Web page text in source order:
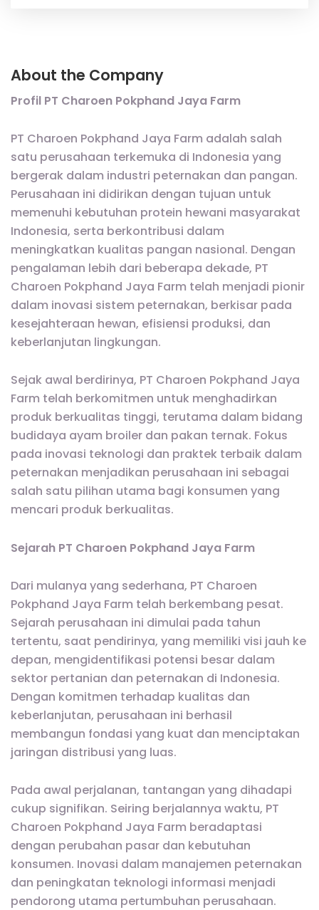
About the Company
Profil PT Charoen Pokphand Jaya Farm
PT Charoen Pokphand Jaya Farm adalah salah
satu perusahaan terkemuka di Indonesia yang
bergerak dalam industri peternakan dan pangan.
Perusahaan ini didirikan dengan tujuan untuk
memenuhi kebutuhan protein hewani masyarakat
Indonesia, serta berkontribusi dalam
meningkatkan kualitas pangan nasional. Dengan
pengalaman lebih dari beberapa dekade, PT
Charoen Pokphand Jaya Farm telah menjadi pionir
dalam inovasi sistem peternakan, berkisar pada
kesejahteraan hewan, efisiensi produksi, dan
keberlanjutan lingkungan.
Sejak awal berdirinya, PT Charoen Pokphand Jaya
Farm telah berkomitmen untuk menghadirkan
produk berkualitas tinggi, terutama dalam bidang
budidaya ayam broiler dan pakan ternak. Fokus
pada inovasi teknologi dan praktek terbaik dalam
peternakan menjadikan perusahaan ini sebagai
salah satu pilihan utama bagi konsumen yang
mencari produk berkualitas.
Sejarah PT Charoen Pokphand Jaya Farm
Dari mulanya yang sederhana, PT Charoen
Pokphand Jaya Farm telah berkembang pesat.
Sejarah perusahaan ini dimulai pada tahun
tertentu, saat pendirinya, yang memiliki visi jauh ke
depan, mengidentifikasi potensi besar dalam
sektor pertanian dan peternakan di Indonesia.
Dengan komitmen terhadap kualitas dan
keberlanjutan, perusahaan ini berhasil
membangun fondasi yang kuat dan menciptakan
jaringan distribusi yang luas.
Pada awal perjalanan, tantangan yang dihadapi
cukup signifikan. Seiring berjalannya waktu, PT
Charoen Pokphand Jaya Farm beradaptasi
dengan perubahan pasar dan kebutuhan
konsumen. Inovasi dalam manajemen peternakan
dan peningkatan teknologi informasi menjadi
pendorong utama pertumbuhan perusahaan.